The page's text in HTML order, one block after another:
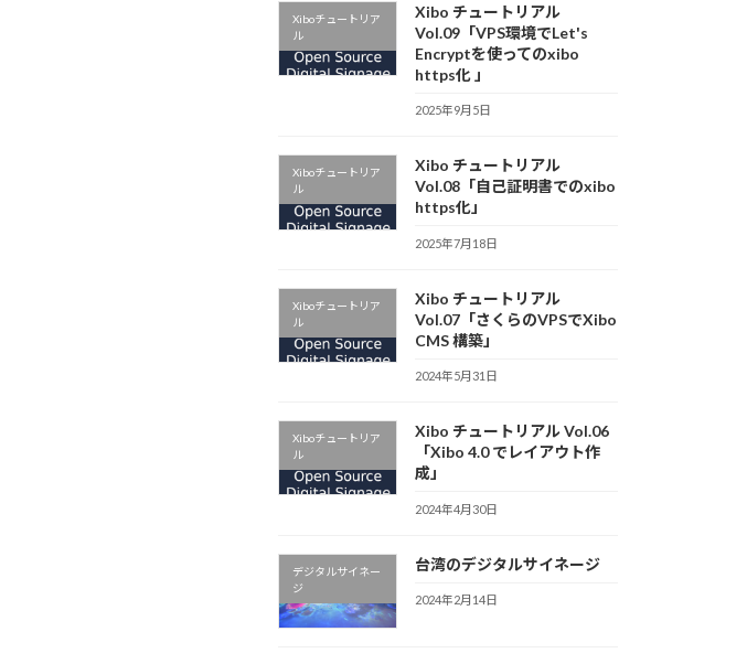
Xiboチュートリア
ル
Xibo チュートリアル
Vol.09「VPS環境でLet's
Encryptを使ってのxibo
https化 」
2025年9月5日
Xiboチュートリア
ル
Xibo チュートリアル
Vol.08「自己証明書でのxibo
https化」
2025年7月18日
Xiboチュートリア
ル
Xibo チュートリアル
Vol.07「さくらのVPSでXibo
CMS 構築」
2024年5月31日
Xiboチュートリア
ル
Xibo チュートリアル Vol.06
「Xibo 4.0 でレイアウト作
成」
2024年4月30日
デジタルサイネー
ジ
台湾のデジタルサイネージ
2024年2月14日